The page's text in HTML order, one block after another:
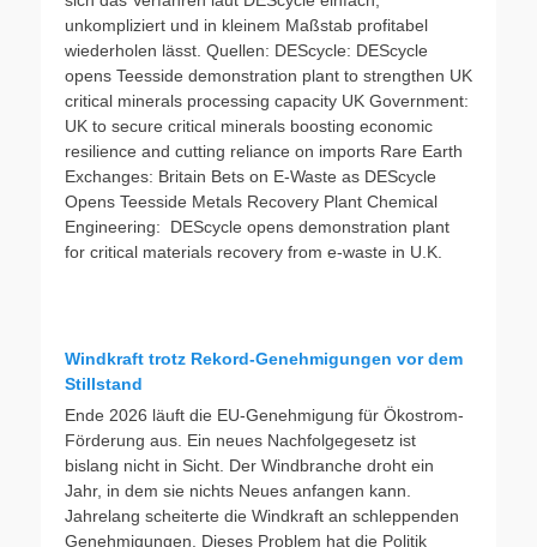
unkompliziert und in kleinem Maßstab profitabel
wiederholen lässt. Quellen: DEScycle: DEScycle
opens Teesside demonstration plant to strengthen UK
critical minerals processing capacity UK Government:
UK to secure critical minerals boosting economic
resilience and cutting reliance on imports Rare Earth
Exchanges: Britain Bets on E-Waste as DEScycle
Opens Teesside Metals Recovery Plant Chemical
Engineering: DEScycle opens demonstration plant
for critical materials recovery from e-waste in U.K.
Windkraft trotz Rekord-Genehmigungen vor dem
Stillstand
Ende 2026 läuft die EU-Genehmigung für Ökostrom-
Förderung aus. Ein neues Nachfolgegesetz ist
bislang nicht in Sicht. Der Windbranche droht ein
Jahr, in dem sie nichts Neues anfangen kann.
Jahrelang scheiterte die Windkraft an schleppenden
Genehmigungen. Dieses Problem hat die Politik